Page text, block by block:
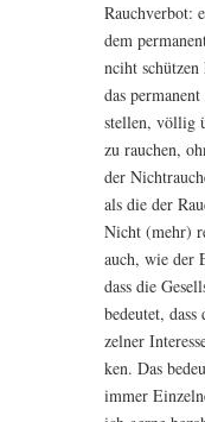
Rauch­ver­bot:
dem
nciht
das
stel­len, völ­lig
zu rau­chen,
der
als die der
Nicht (mehr)
auch, wie der
dass die
bedeu­tet,
zel­ner
ken. Das
immer